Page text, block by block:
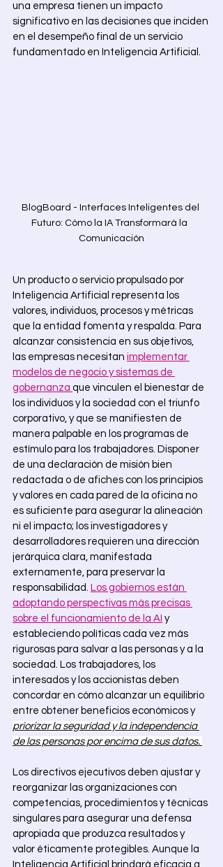
una empresa tienen un impacto
significativo en las decisiones que inciden
en el desempeño final de un servicio
fundamentado en Inteligencia Artificial.
BlogBoard - Interfaces Inteligentes del
Futuro: Cómo la IA Transformará la
Comunicación
Un producto o servicio propulsado por
Inteligencia Artificial representa los
valores, individuos, procesos y métricas
que la entidad fomenta y respalda. Para
alcanzar consistencia en sus objetivos,
las empresas necesitan implementar
modelos de negocio y sistemas de
gobernanza que vinculen el bienestar de
los individuos y la sociedad con el triunfo
corporativo, y que se manifiesten de
manera palpable en los programas de
estímulo para los trabajadores. Disponer
de una declaración de misión bien
redactada o de afiches con los principios
y valores en cada pared de la oficina no
es suficiente para asegurar la alineación
ni el impacto; los investigadores y
desarrolladores requieren una dirección
jerárquica clara, manifestada
externamente, para preservar la
responsabilidad. Los gobiernos están
adoptando perspectivas más precisas
sobre el funcionamiento de la AI y
estableciendo políticas cada vez más
rigurosas para salvar a las personas y a la
sociedad. Los trabajadores, los
interesados y los accionistas deben
concordar en cómo alcanzar un equilibrio
entre obtener beneficios económicos y
priorizar la seguridad y la independencia
de las personas por encima de sus datos.
Los directivos ejecutivos deben ajustar y
reorganizar las organizaciones con
competencias, procedimientos y técnicas
singulares para asegurar una defensa
apropiada que produzca resultados y
valor éticamente protegibles. Aunque la
Inteligencia Artificial brindará eficacia a